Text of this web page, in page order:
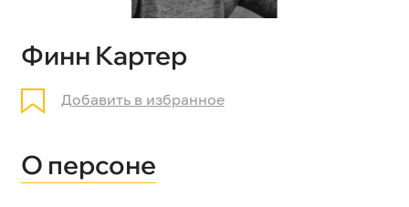
Финн Картер
Добавить в избранное
О персоне